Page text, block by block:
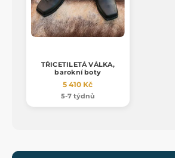
TŘICETILETÁ VÁLKA,
barokní boty
5 410 Kč
5-7 týdnů